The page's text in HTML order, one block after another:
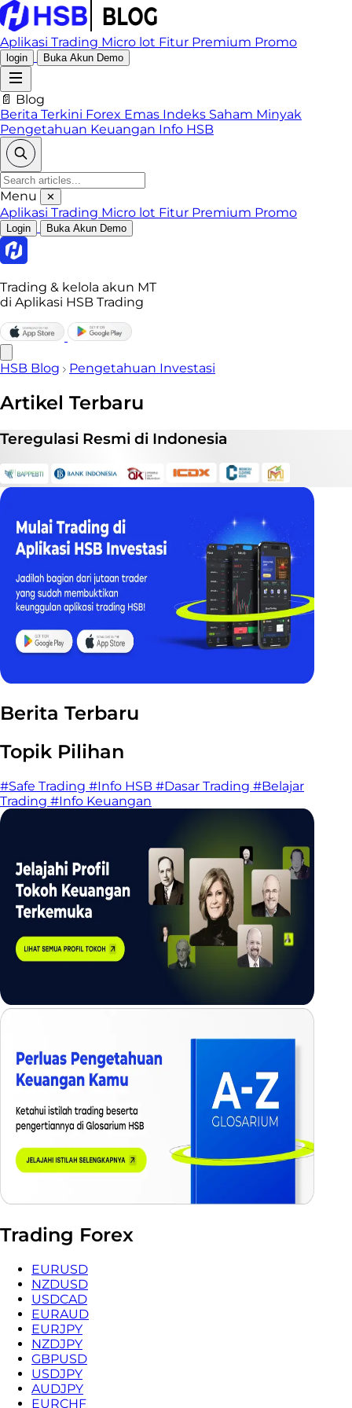
Aplikasi Trading Micro lot Fitur Premium Promo
login Buka Akun Demo
📄 Blog
Berita Terkini Forex Emas Indeks Saham Minyak
Pengetahuan Keuangan Info HSB
Menu ✕
Aplikasi Trading Micro lot Fitur Premium Promo
Login Buka Akun Demo
Trading & kelola akun MT
di Aplikasi HSB Trading
HSB Blog Pengetahuan Investasi
Artikel Terbaru
Teregulasi Resmi di Indonesia
Berita Terbaru
Topik Pilihan
#Safe Trading #Info HSB #Dasar Trading #Belajar
Trading #Info Keuangan
Trading Forex
EURUSD
NZDUSD
USDCAD
EURAUD
EURJPY
NZDJPY
GBPUSD
USDJPY
AUDJPY
EURCHF